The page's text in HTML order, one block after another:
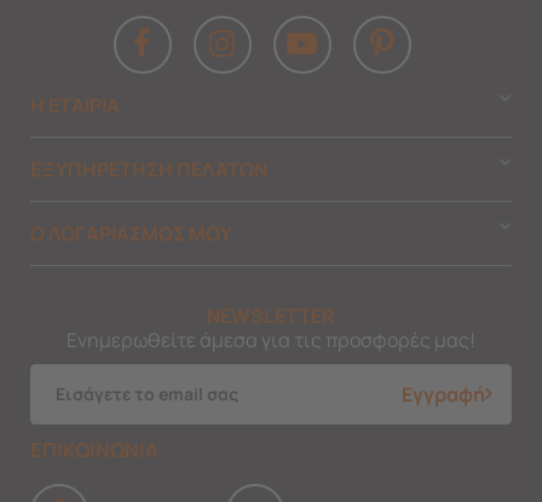
Η ΕΤΑΙΡΙΑ
ΕΞΥΠΗΡΕΤΗΣΗ ΠΕΛΑΤΩΝ
Ο ΛΟΓΑΡΙΑΣΜΟΣ ΜΟΥ
NEWSLETTER
Ενημερωθείτε άμεσα για τις προσφορές μας!
Εγγραφή
ΕΠΙΚΟΙΝΩΝΙΑ